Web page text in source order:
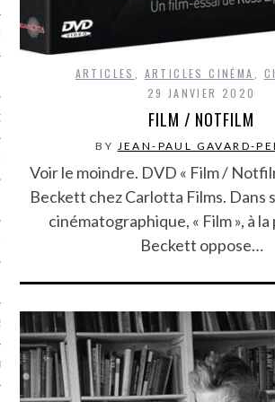
EN VOD
ARTICLES ARTICLES CINÉMA
29 JANVIER 2020
FILM / NOTFILM
BY JEAN-PAUL GAVARD-
Voir le moindre. DVD « Film /
Beckett chez Carlotta Films. Dans
cinématographique, « Film », à
Beckett oppose…